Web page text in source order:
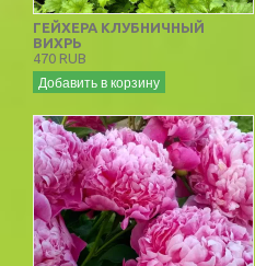
ГЕЙХЕРА КЛУБНИЧНЫЙ
ВИХРЬ
470 RUB
Добавить в корзину